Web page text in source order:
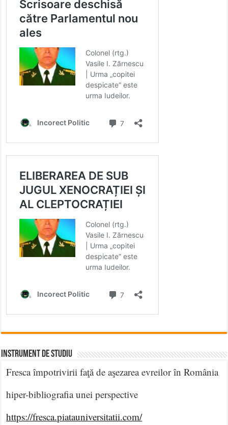
INSTRUMENT DE STUDIU
Fresca împotrivirii faţă de aşezarea evreilor în România
hiper-bibliografia unei perspective
https://fresca.piatauniversitatii.com/